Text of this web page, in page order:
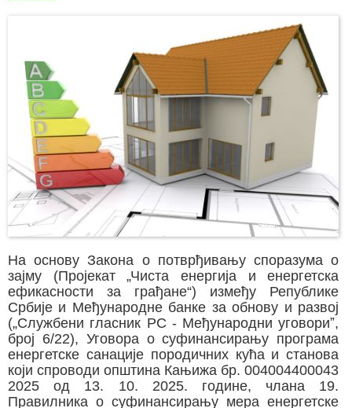
На основу Закона о потврђивању споразума о
зајму (Пројекат „Чиста енергија и енергетска
ефикасности за грађане“) између Републике
Србије и Међународне банке за обнову и развој
(„Службени гласник РС - Међународни уговориˮ,
број 6/22), Уговора о суфинансирању програма
енергетске санације породичних кућа и станова
који спроводи општина Кањижа бр. 004004400043
2025 од 13. 10. 2025. године, члана 19.
Правилника о суфинансирању мера енергетске